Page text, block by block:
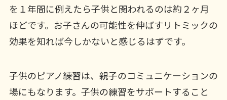
を１年間に例えたら子供と関われるのは約２ヶ月
ほどです。お子さんの可能性を伸ばすリトミックの
効果を知れば今しかないと感じるはずです。
子供のピアノ練習は、親子のコミュニケーションの
場にもなります。子供の練習をサポートすること